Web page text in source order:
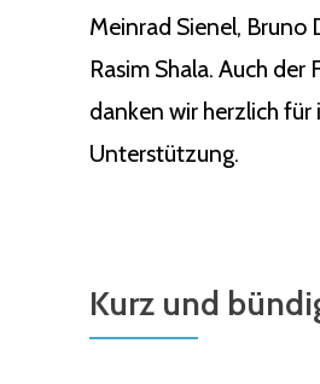
Meinrad Sienel, Bruno
Rasim Shala. Auch der
danken wir herzlich für
Unterstützung.
Kurz und